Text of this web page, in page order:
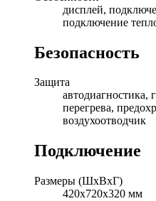
дисплей,
подключение
Безопасность
Защита
автодиагностика,
перегрева,
воздухоотводчик
Подключение
Размеры (ШхВхГ)
420x720x320 мм